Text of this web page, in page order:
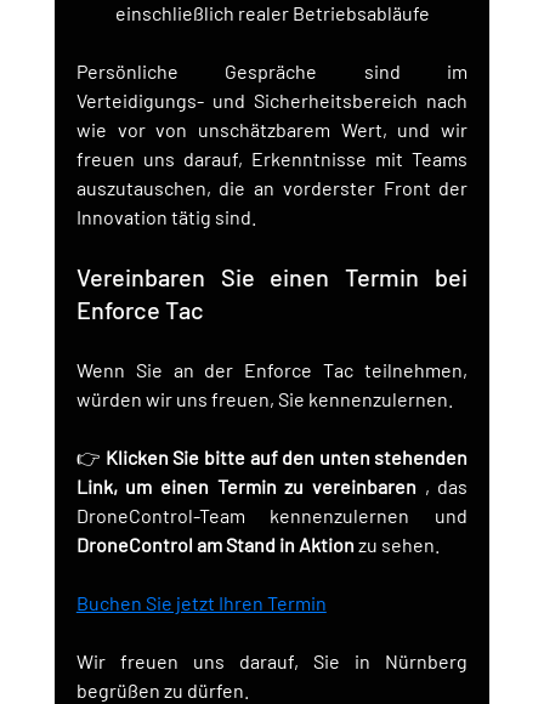
einschließlich realer Betriebsabläufe
Persönliche Gespräche sind im
Verteidigungs- und Sicherheitsbereich nach
wie vor von unschätzbarem Wert, und wir
freuen uns darauf, Erkenntnisse mit Teams
auszutauschen, die an vorderster Front der
Innovation tätig sind.
Vereinbaren Sie einen Termin bei
Enforce Tac
Wenn Sie an der Enforce Tac teilnehmen,
würden wir uns freuen, Sie kennenzulernen.
👉 Klicken Sie bitte auf den unten stehenden
Link, um einen Termin zu vereinbaren , das
DroneControl am Stand in Aktion zu sehen.
Buchen Sie jetzt Ihren Termin
Wir freuen uns darauf, Sie in Nürnberg
begrüßen zu dürfen.